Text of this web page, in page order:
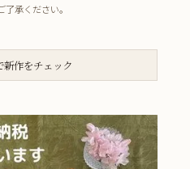
承ください。
作をチェック